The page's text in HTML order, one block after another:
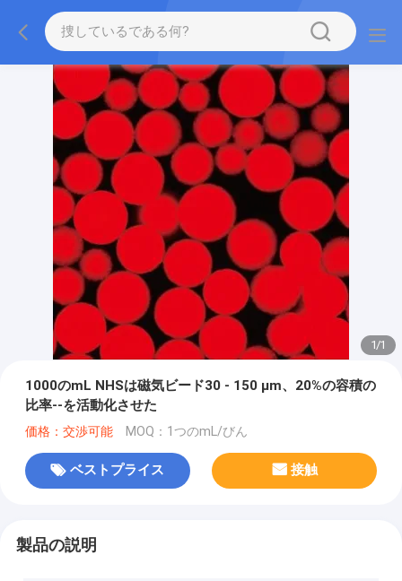
1/1
1000のmL NHSは磁気ビード30 - 150 μm、20%の容積の
比率--を活動化させた
価格：交渉可能 MOQ：1つのmL/びん
ベストプライス 接触
製品の説明